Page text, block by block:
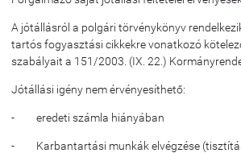
A jótállásról a polgári törvénykönyv
tartós fogyasztási cikkekre vonatkozó
szabályait a 151/2003. (IX. 22.)
Jótállási igény nem érvényesíthető:
- eredeti számla hiányában
- Karbantartási munkák elvégzése